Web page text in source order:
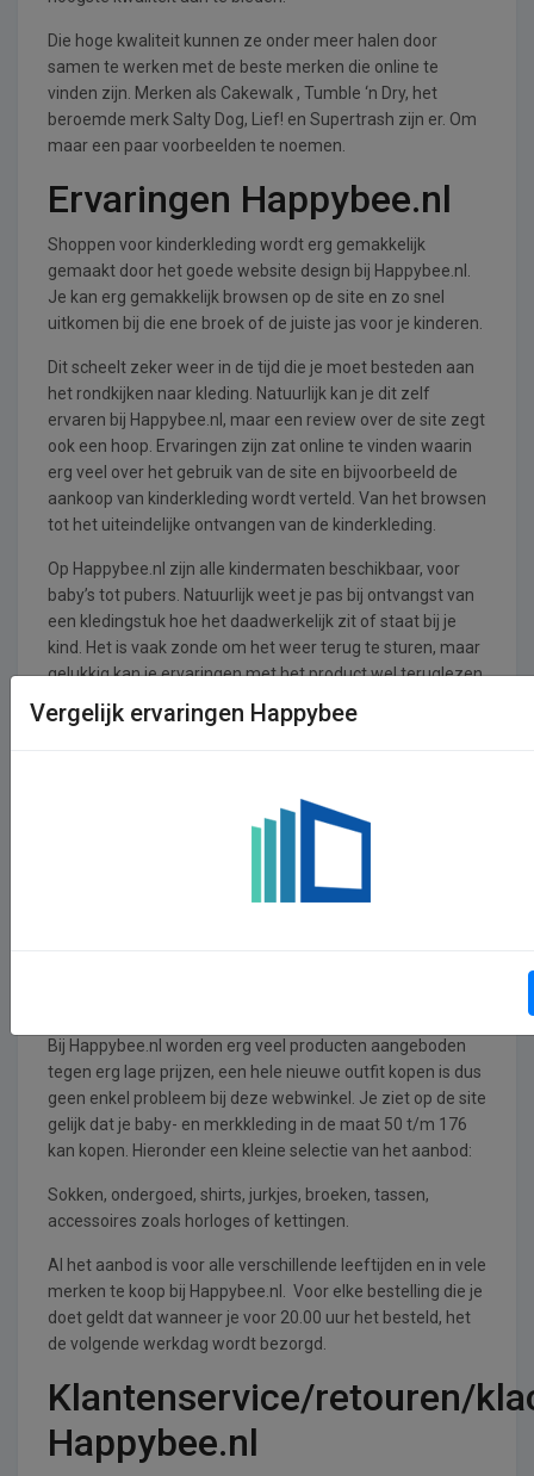
Die hoge kwaliteit kunnen ze onder meer halen door
samen te werken met de beste merken die online te
vinden zijn. Merken als Cakewalk , Tumble ‘n Dry, het
beroemde merk Salty Dog, Lief! en Supertrash zijn er. Om
maar een paar voorbeelden te noemen.
Ervaringen Happybee.nl
Shoppen voor kinderkleding wordt erg gemakkelijk
gemaakt door het goede website design bij Happybee.nl.
Je kan erg gemakkelijk browsen op de site en zo snel
uitkomen bij die ene broek of de juiste jas voor je kinderen.
Dit scheelt zeker weer in de tijd die je moet besteden aan
het rondkijken naar kleding. Natuurlijk kan je dit zelf
ervaren bij Happybee.nl, maar een review over de site zegt
ook een hoop. Ervaringen zijn zat online te vinden waarin
erg veel over het gebruik van de site en bijvoorbeeld de
aankoop van kinderkleding wordt verteld. Van het browsen
tot het uiteindelijke ontvangen van de kinderkleding.
Op Happybee.nl zijn alle kindermaten beschikbaar, voor
baby’s tot pubers. Natuurlijk weet je pas bij ontvangst van
een kledingstuk hoe het daadwerkelijk zit of staat bij je
kind. Het is vaak zonde om het weer terug te sturen, maar
gelukkig kan je ervaringen met het product wel teruglezen
in een review en veel beter een besluit nemen of het iets is
voor je kind of niet.
met allerlei soorten producten bij Happybee.nl en over
bijvoorbeeld het retour zenden van een product dat niet
Bij Happybee.nl worden erg veel producten aangeboden
tegen erg lage prijzen, een hele nieuwe outfit kopen is dus
geen enkel probleem bij deze webwinkel. Je ziet op de site
gelijk dat je baby- en merkkleding in de maat 50 t/m 176
kan kopen. Hieronder een kleine selectie van het aanbod:
Sokken, ondergoed, shirts, jurkjes, broeken, tassen,
accessoires zoals horloges of kettingen.
Al het aanbod is voor alle verschillende leeftijden en in vele
merken te koop bij Happybee.nl. Voor elke bestelling die je
doet geldt dat wanneer je voor 20.00 uur het besteld, het
de volgende werkdag wordt bezorgd.
Klantenservice/retouren/
Happybee.nl
Vergelijk ervaringen Happybee